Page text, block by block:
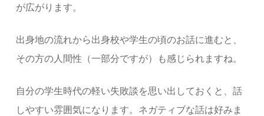
が広がります。
出身地の流れから出身校や学生の頃のお話に進むと、
その方の人間性（一部分ですが）も感じられますね。
自分の学生時代の軽い失敗談を思い出しておくと、話
しやすい雰囲気になります。ネガティブな話は好みま